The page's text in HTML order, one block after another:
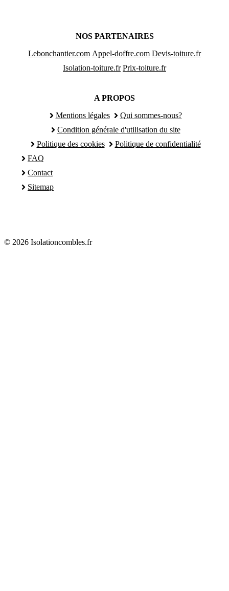
NOS PARTENAIRES
Lebonchantier.com Appel-doffre.com Devis-toiture.fr
Isolation-toiture.fr Prix-toiture.fr
A PROPOS
Mentions légales
Qui sommes-nous?
Condition générale d'utilisation du site
Politique des cookies
Politique de confidentialité
FAQ
Contact
Sitemap
© 2026 Isolationcombles.fr